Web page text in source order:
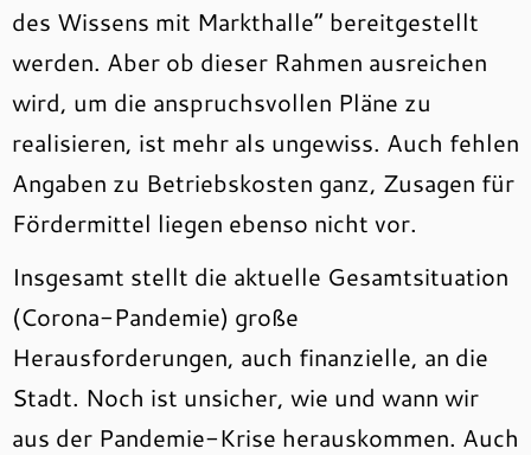
des Wissens mit Markthalle“ bereitgestellt
werden. Aber ob dieser Rahmen ausreichen
wird, um die anspruchsvollen Pläne zu
realisieren, ist mehr als ungewiss. Auch fehlen
Angaben zu Betriebskosten ganz, Zusagen für
Fördermittel liegen ebenso nicht vor.
Insgesamt stellt die aktuelle Gesamtsituation
(Corona-Pandemie) große
Herausforderungen, auch finanzielle, an die
Stadt. Noch ist unsicher, wie und wann wir
aus der Pandemie-Krise herauskommen. Auch